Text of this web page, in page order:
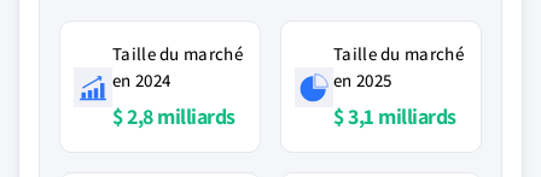
Taille du marché
en 2024
$ 2,8 milliards
Taille du marché
en 2025
$ 3,1 milliards